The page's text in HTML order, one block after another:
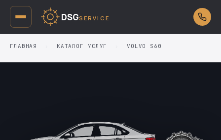
DSGSERVICE
ГЛАВНАЯ КАТАЛОГ УСЛУГ VOLVO S60